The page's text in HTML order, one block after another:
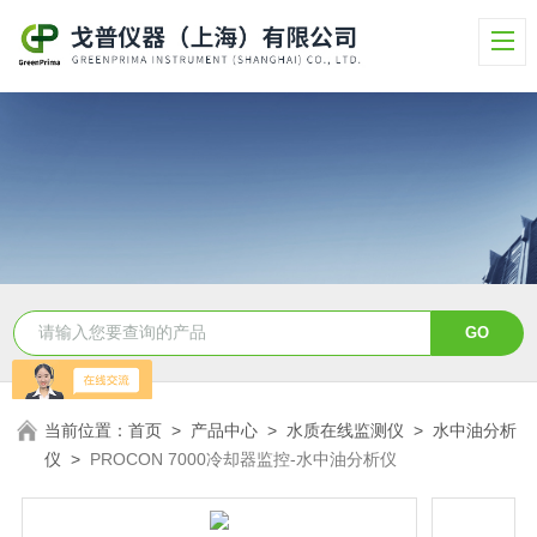
当前位置：首页 > 产品中心 > 水质在线监测仪 > 水中油分析
仪 > PROCON 7000冷却器监控-水中油分析仪